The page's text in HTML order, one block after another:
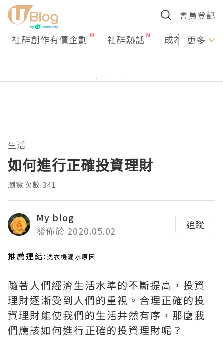
會員登記
社群創作有價企劃 社群熱話 成為U更多
生活
如何進行正確投資理財
瀏覽次數:341
My blog
發佈於 2020.05.02
追蹤
推薦連結: 洗衣機漏水原因
隨著人們經濟生活水準的不斷提高，投資
理財逐漸受到人們的重視。合理正確的投
資理財能使我們的生活井然有序，那麼我
們應該如何進行正確的投資理財呢？